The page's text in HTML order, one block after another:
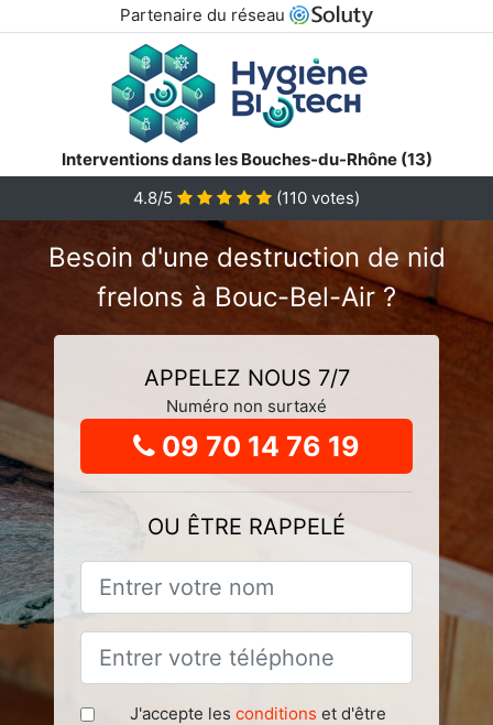
Partenaire du réseau
Interventions dans les Bouches-du-Rhône (13)
4.8/5 (110 votes)
Besoin d'une destruction de nid
frelons à Bouc-Bel-Air ?
APPELEZ NOUS 7/7
Numéro non surtaxé
09 70 14 76 19
OU ÊTRE RAPPELÉ
J'accepte les conditions et d'être